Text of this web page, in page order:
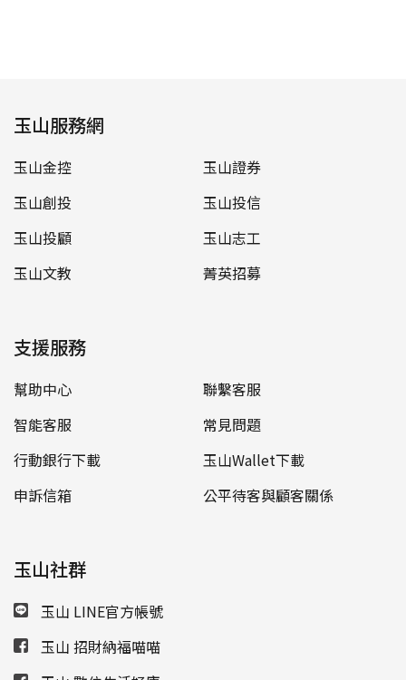
玉山服務網
玉山金控
玉山證券
玉山創投
玉山投信
玉山投顧
玉山志工
玉山文教
菁英招募
支援服務
幫助中心
聯繫客服
智能客服
常見問題
行動銀行下載
玉山Wallet下載
申訴信箱
公平待客與顧客關係
玉山社群
玉山 LINE官方帳號
玉山 招財納福喵喵